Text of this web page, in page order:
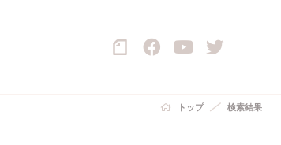
トップ 検索結果